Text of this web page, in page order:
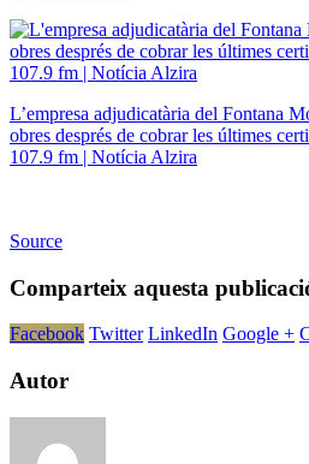
L’empresa adjudicatària del Fontana
obres després de cobrar les últimes
107.9 fm | Notícia Alzira
Source
Comparteix aquesta
Facebook Twitter LinkedIn Google +
Autor